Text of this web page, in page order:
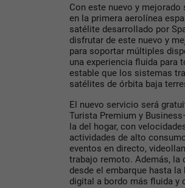
Con este nuevo y
en la primera aerolínea
satélite desarrollado por
disfrutar de este nuevo y
para soportar múltiples
una experiencia fluida para
estable que los sistemas
satélites de órbita baja
El nuevo servicio será
Turista Premium y
la del hogar, con
actividades de alto
eventos en directo,
trabajo remoto. Además, la
desde el embarque hasta la
digital a bordo más fluida y